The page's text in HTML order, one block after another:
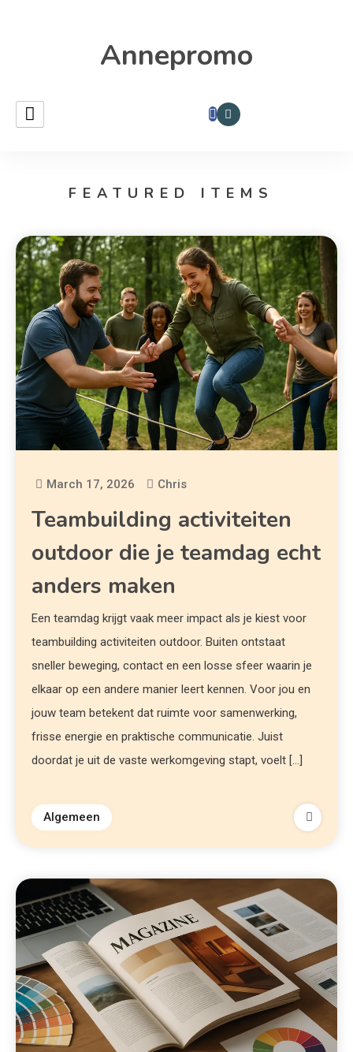
Annepromo
FEATURED ITEMS
March 17, 2026 Chris
Teambuilding activiteiten
outdoor die je teamdag echt
anders maken
Een teamdag krijgt vaak meer impact als je kiest voor
teambuilding activiteiten outdoor. Buiten ontstaat
sneller beweging, contact en een losse sfeer waarin je
elkaar op een andere manier leert kennen. Voor jou en
jouw team betekent dat ruimte voor samenwerking,
frisse energie en praktische communicatie. Juist
doordat je uit de vaste werkomgeving stapt, voelt […]
Algemeen